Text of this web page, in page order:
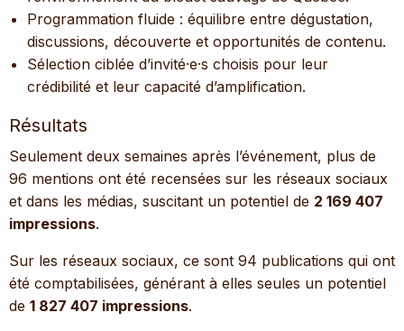
Programmation fluide : équilibre entre dégustation,
discussions, découverte et opportunités de contenu.
Sélection ciblée d’invité·e·s choisis pour leur
crédibilité et leur capacité d’amplification.
Résultats
Seulement deux semaines après l’événement, plus de
96 mentions ont été recensées sur les réseaux sociaux
et dans les médias, suscitant un potentiel de 2 169 407
impressions.
Sur les réseaux sociaux, ce sont 94 publications qui ont
été comptabilisées, générant à elles seules un potentiel
de 1 827 407 impressions.